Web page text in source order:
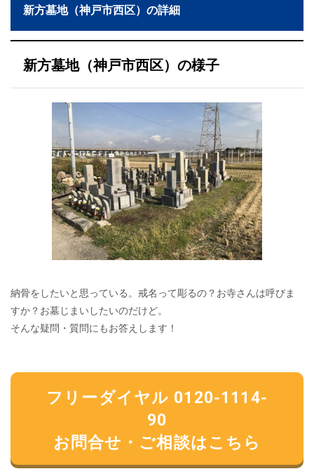
新方墓地（神戸市西区）の詳細
新方墓地（神戸市西区）の様子
納骨をしたいと思っている。戒名って彫るの？お寺さんは呼びま
すか？お墓じまいしたいのだけど。
そんな疑問・質問にもお答えします！
フリーダイヤル 0120-1114-
90
お問合せ・ご相談はこちら